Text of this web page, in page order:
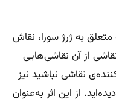
به ژرژ سورا، نقاش
از آن نقاشی‌هایی
نقاشی نباشید نیز
از این اثر به‌عنوان